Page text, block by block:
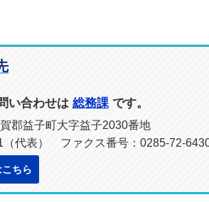
い合わせは 総務課 です。
郡益子町大字益子2030番地
（代表） ファクス番号：0285-72-
ちら